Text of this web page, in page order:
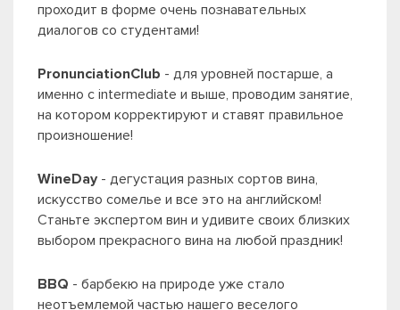
проходит в форме очень познавательных
диалогов со студентами!
PronunciationClub - для уровней постарше, а
именно с intermediate и выше, проводим занятие,
на котором корректируют и ставят правильное
произношение!
WineDay - дегустация разных сортов вина,
искусство сомелье и все это на английском!
Станьте экспертом вин и удивите своих близких
выбором прекрасного вина на любой праздник!
BBQ - барбекю на природе уже стало
неотъемлемой частью нашего веселого